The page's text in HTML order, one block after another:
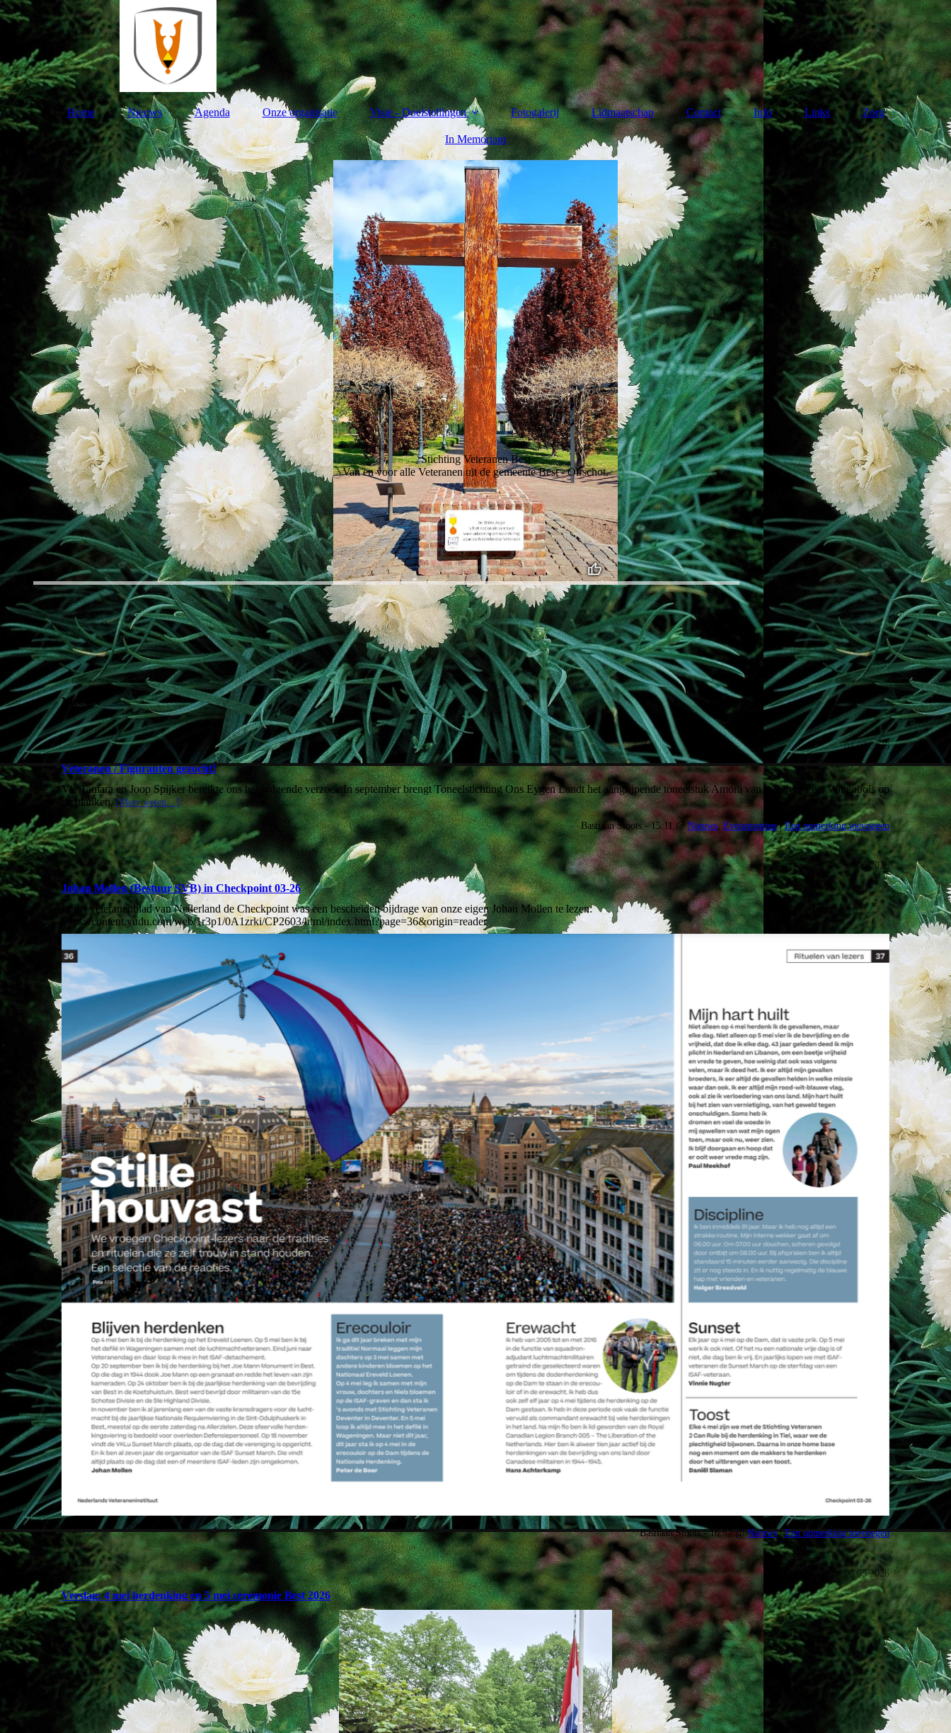
Home Nieuws Agenda Onze organisatie Visie - Doelstellingen Fotogalerij Lidmaatschap Contact Info Links Zorg
In Memoriam
Stichting Veteranen Best
Van en voor alle Veteranen uit de gemeente Best - Oirschot.
Nieuws:
04.07.2026
Veteranen / Figuranten gezocht!
Via Tamara en Joop Spijker bereikte ons het volgende verzoek.In september brengt Toneelstichting Ons Eygen Landt het aangrijpende toneelstuk Amora van schrijver Peer Wittenbols op
de planken.[Meer weten…]
Bastiaan Sloots - 15:11 @Nieuws, Evenementen|Een opmerking toevoegen
30.06.2026
Johan Mollen (Bestuur SVB) in Checkpoint 03-26
In het veteranenblad van Nederland de Checkpoint was een bescheiden bijdrage van onze eigen Johan Mollen te lezen:
https://content.yudu.com/web/1r3p1/0A1zrki/CP2603/html/index.html?page=36&origin=reader
Bastiaan Sloots - 16:57 @Nieuws|Een opmerking toevoegen
06.05.2026
Verslag: 4 mei herdenking en 5 mei ceremonie Best 2026